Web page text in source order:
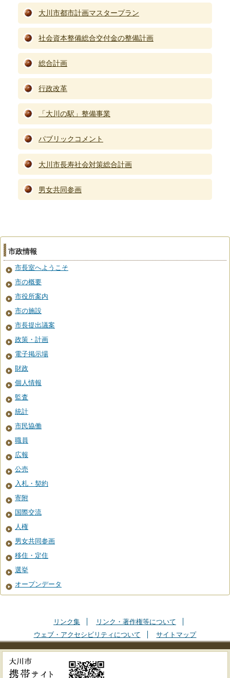
大川市都市計画マスタープラン
社会資本整備総合交付金の整備計画
総合計画
行政改革
「大川の駅」整備事業
パブリックコメント
大川市長寿社会対策総合計画
男女共同参画
市政情報
市長室へようこそ
市の概要
市役所案内
市の施設
市長提出議案
政策・計画
電子掲示場
財政
個人情報
監査
統計
市民協働
職員
広報
公売
入札・契約
寄附
国際交流
人権
男女共同参画
移住・定住
選挙
オープンデータ
リンク集
リンク・著作権等について
ウェブ・アクセシビリティについて
サイトマップ